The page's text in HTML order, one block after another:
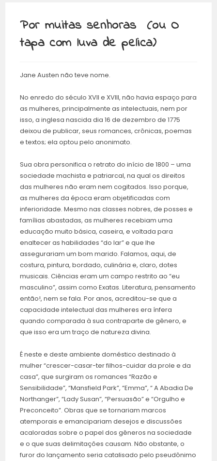
Por muitas senhoras (ou O
tapa com luva de pelica)
Jane Austen não teve nome.
No enredo do século XVII e XVIII, não havia espaço para
as mulheres, principalmente as intelectuais, nem por
isso, a inglesa nascida dia 16 de dezembro de 1775
deixou de publicar, seus romances, crônicas, poemas
e textos; ela optou pelo anonimato.
Sua obra personifica o retrato do início de 1800 – uma
sociedade machista e patriarcal, na qual os direitos
das mulheres não eram nem cogitados. Isso porque,
as mulheres da época eram objetificadas com
inferioridade. Mesmo nas classes nobres, de posses e
famílias abastadas, as mulheres recebiam uma
educação muito básica, caseira, e voltada para
enaltecer as habilidades “do lar” e que lhe
assegurariam um bom marido. Falamos, aqui, de
costura, pintura, bordado, culinária e, claro, dotes
musicais. Ciências eram um campo restrito ao “eu
masculino”, assim como Exatas. Literatura, pensamento
então!, nem se fala. Por anos, acreditou-se que a
capacidade intelectual das mulheres era ínfera
quando comparada à sua contraparte de gênero, e
que isso era um traço de natureza divina.
É neste e deste ambiente doméstico destinado à
mulher “crescer-casar-ter filhos-cuidar da prole e da
casa”, que surgiram os romances “Razão e
Sensibilidade”, “Mansfield Park”, “Emma”, “ A Abadia De
Northanger”, “Lady Susan”, “Persuasão” e “Orgulho e
Preconceito”. Obras que se tornariam marcos
atemporais e emancipariam desejos e discussões
acaloradas sobre o papel dos gêneros na sociedade
e o que suas delimitações causam. Não obstante, o
furor do lançamento seria catalisado pelo pseudônimo